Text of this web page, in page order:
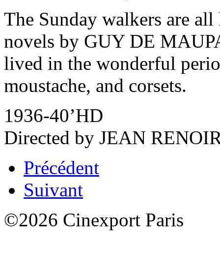
The Sunday walkers are
novels by GUY DE
lived in the wonderful
moustache, and corsets.
1936-40’HD
Directed by JEAN
Précédent
Suivant
©2026 Cinexport Paris